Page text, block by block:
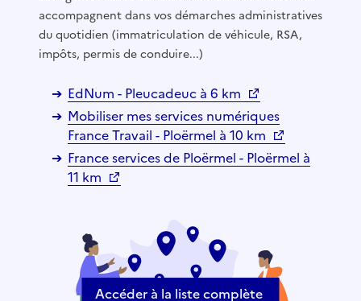
accompagnent dans vos démarches administratives
du quotidien (immatriculation de véhicule, RSA,
impôts, permis de conduire...)
EdNum - Pleucadeuc à 6 km
Mobiliser mes services numériques
France Travail - Ploërmel à 10 km
France services de Ploërmel - Ploërmel à
11 km
Accéder à la liste complète